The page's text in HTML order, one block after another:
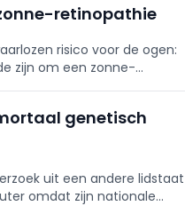
retinopathie
risico voor de ogen:
zijn om een zonne-
genetisch
uit een andere lidstaat
omdat zijn nationale